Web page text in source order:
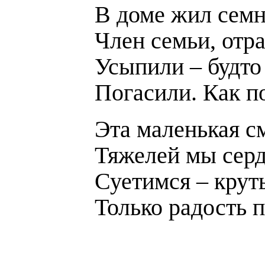
В доме жил
Член семьи,
Усыпили – будто
Погасили. Как
Эта маленькая
Тяжелей мы
Суетимся –
Только радость